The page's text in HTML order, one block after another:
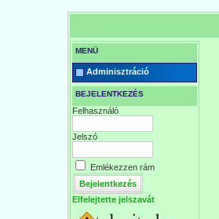
MENÜ
Adminisztráció
BEJELENTKEZÉS
Felhasználó
Jelszó
Emlékezzen rám
Elfelejtette jelszavát